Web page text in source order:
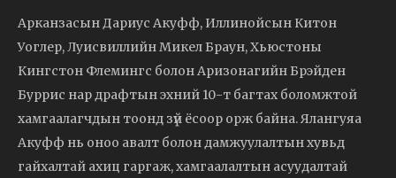
Арканзасын Дариус Акуфф, Иллинойсын Китон
Уоглер, Луисвиллийн Микел Браун, Хьюстоны
Кингстон Флемингс болон Аризонагийн Брэйден
Буррис нар драфтын эхний 10-т багтах боломжтой
хамгаалагчдын тоонд зүй ёсоор орж байна. Ялангуяа
Акуфф нь оноо авалт болон дамжуулалтын хувьд
гайхалтай ахиц гаргаж, хамгаалалтын асуудалтай